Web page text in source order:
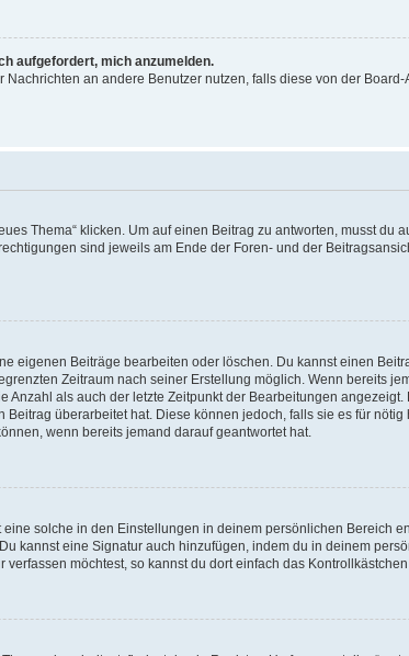
aufgefordert, mich anzumelden.
an andere Benutzer nutzen, falls diese von der
Thema“ klicken. Um auf einen Beitrag zu antworten, musst du
sind jeweils am Ende der Foren- und der
eigenen Beiträge bearbeiten oder löschen. Du kannst einen
Zeitraum nach seiner Erstellung möglich. Wenn bereits
als auch der letzte Zeitpunkt der Bearbeitungen
überarbeitet hat. Diese können jedoch, falls sie es für
wenn bereits jemand darauf geantwortet hat.
solche in den Einstellungen in deinem persönlichen Bereich
kannst eine Signatur auch hinzufügen, indem du in deinem
möchtest, so kannst du dort einfach das